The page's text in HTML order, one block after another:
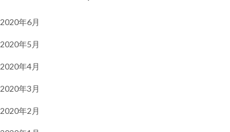
2020年6月
2020年5月
2020年4月
2020年3月
2020年2月